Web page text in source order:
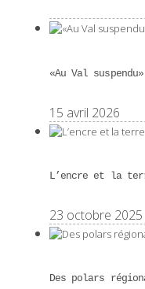
«Au Val
15 avril 2026
L’encre et la
23 octobre 2025
Des polars